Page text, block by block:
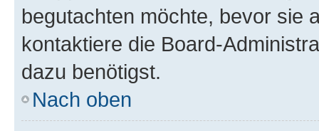
begutachten möchte, bevor sie
kontaktiere die Board-
dazu benötigst.
Nach oben